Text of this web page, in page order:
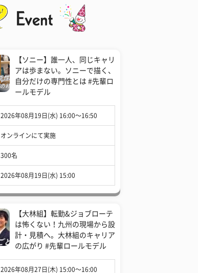
【ソニー】誰一人、同じキャリ
アは歩まない。ソニーで描く、
自分だけの専門性とは #先輩ロ
ールモデル
2026年08月19日(水) 16:00〜16:50
オンラインにて実施
300名
2026年08月19日(水) 15:00
【大林組】転勤&ジョブローテ
は怖くない！九州の現場から設
計・見積へ。大林組のキャリア
の広がり #先輩ロールモデル
2026年08月27日(木) 15:00〜16:00